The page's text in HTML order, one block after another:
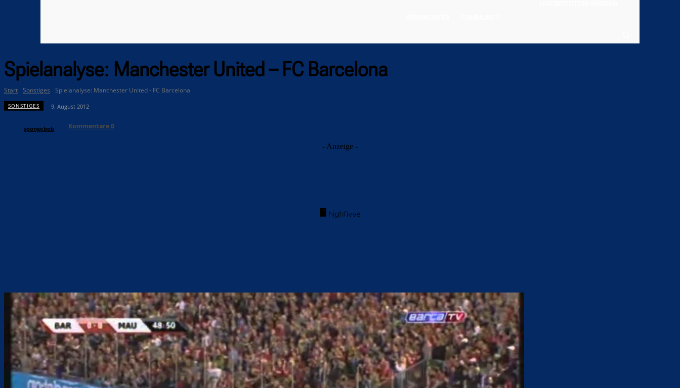
Spielanalyse: Manchester United – FC Barcelona
Start Sonstiges Spielanalyse: Manchester United - FC Barcelona
SONSTIGES 9. August 2012
spongebob Kommentare0
- Anzeige -